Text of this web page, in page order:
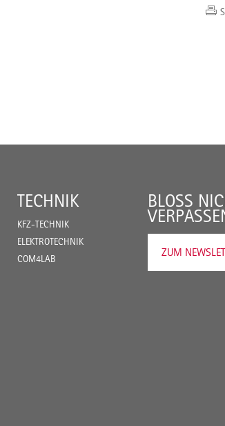
TECHNIK
KFZ-TECHNIK
ELEKTROTECHNIK
COM4LAB
BLOSS
ZUM